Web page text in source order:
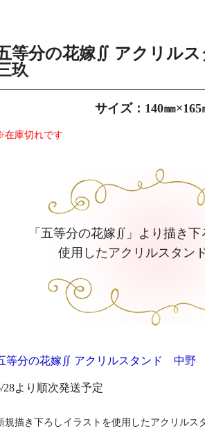
等分の花嫁∬ アクリル
玖
サイズ：140㎜
在庫切れです
「五等分の花嫁∬」より描き
使用したアクリルスタン
等分の花嫁∬ アクリルスタンド 中野
28より順次発送予定
規描き下ろしイラストを使用したアクリルス